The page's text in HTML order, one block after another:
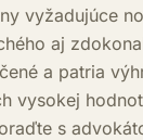
vyžadujúce
aj
a patria
vysokej
s